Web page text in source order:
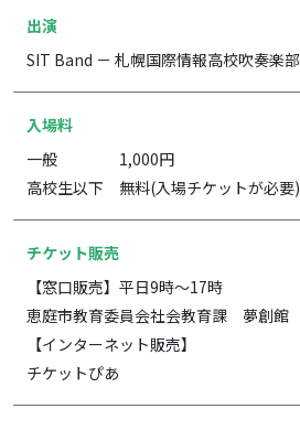
出演
SIT Band － 札幌国際情報高校吹奏楽部
入場料
一般 1,000円
高校生以下 無料(入場チケットが必要)
チケット販売
【窓口販売】平日9時～17時
恵庭市教育委員会社会教育課 夢創館
【インターネット販売】
チケットぴあ